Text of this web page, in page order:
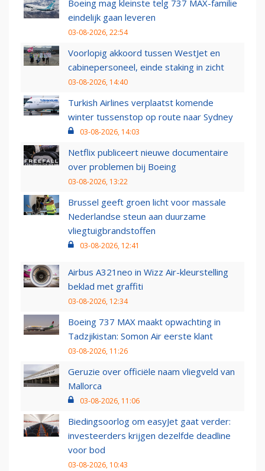
Boeing mag kleinste telg 737 MAX-familie
eindelijk gaan leveren
03-08-2026, 22:54
Voorlopig akkoord tussen WestJet en
cabinepersoneel, einde staking in zicht
03-08-2026, 14:40
Turkish Airlines verplaatst komende
winter tussenstop op route naar Sydney
03-08-2026, 14:03
Netflix publiceert nieuwe documentaire
over problemen bij Boeing
03-08-2026, 13:22
Brussel geeft groen licht voor massale
Nederlandse steun aan duurzame
vliegtuigbrandstoffen
03-08-2026, 12:41
Airbus A321neo in Wizz Air-kleurstelling
beklad met graffiti
03-08-2026, 12:34
Boeing 737 MAX maakt opwachting in
Tadzjikistan: Somon Air eerste klant
03-08-2026, 11:26
Geruzie over officiële naam vliegveld van
Mallorca
03-08-2026, 11:06
Biedingsoorlog om easyJet gaat verder:
investeerders krijgen dezelfde deadline
voor bod
03-08-2026, 10:43